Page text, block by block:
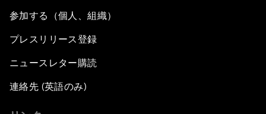
参加する（個人、組織）
プレスリリース登録
ニュースレター購読
連絡先 (英語のみ)